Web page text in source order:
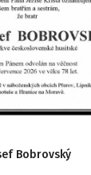
Bobrovský